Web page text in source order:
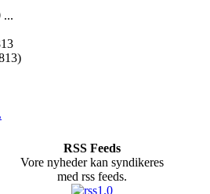
...
RSS Feeds
Vore nyheder kan syndikeres
med rss feeds.